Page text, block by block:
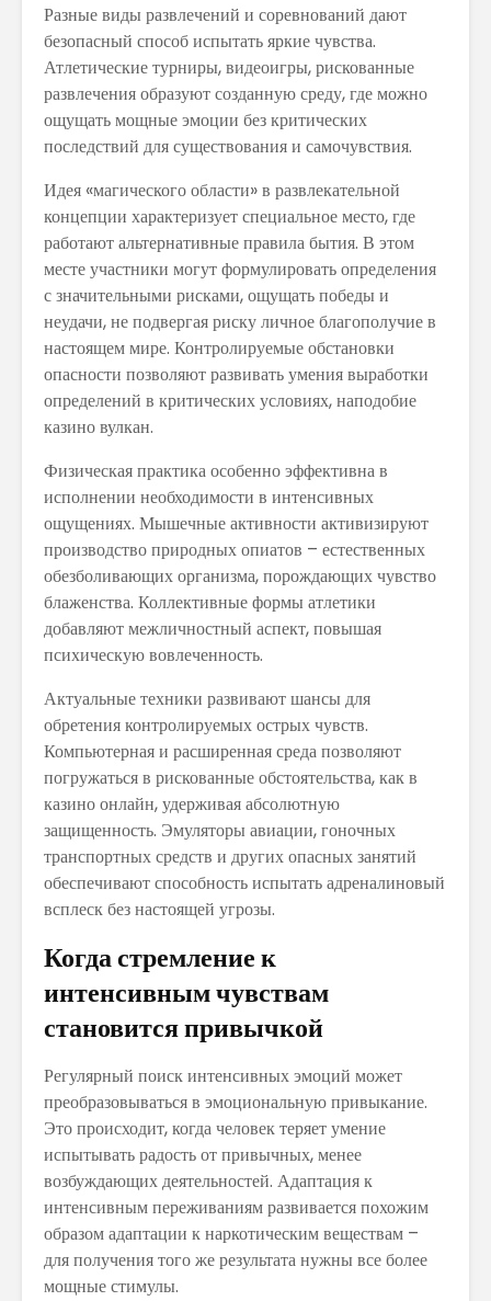
Разные виды развлечений и соревнований дают
безопасный способ испытать яркие чувства.
Атлетические турниры, видеоигры, рискованные
развлечения образуют созданную среду, где можно
ощущать мощные эмоции без критических
последствий для существования и самочувствия.
Идея «магического области» в развлекательной
концепции характеризует специальное место, где
работают альтернативные правила бытия. В этом
месте участники могут формулировать определения
с значительными рисками, ощущать победы и
неудачи, не подвергая риску личное благополучие в
настоящем мире. Контролируемые обстановки
опасности позволяют развивать умения выработки
определений в критических условиях, наподобие
казино вулкан.
Физическая практика особенно эффективна в
исполнении необходимости в интенсивных
ощущениях. Мышечные активности активизируют
производство природных опиатов – естественных
обезболивающих организма, порождающих чувство
блаженства. Коллективные формы атлетики
добавляют межличностный аспект, повышая
психическую вовлеченность.
Актуальные техники развивают шансы для
обретения контролируемых острых чувств.
Компьютерная и расширенная среда позволяют
погружаться в рискованные обстоятельства, как в
казино онлайн, удерживая абсолютную
защищенность. Эмуляторы авиации, гоночных
транспортных средств и других опасных занятий
обеспечивают способность испытать адреналиновый
всплеск без настоящей угрозы.
Когда стремление к
интенсивным чувствам
становится привычкой
Регулярный поиск интенсивных эмоций может
преобразовываться в эмоциональную привыкание.
Это происходит, когда человек теряет умение
испытывать радость от привычных, менее
возбуждающих деятельностей. Адаптация к
интенсивным переживаниям развивается похожим
образом адаптации к наркотическим веществам –
для получения того же результата нужны все более
мощные стимулы.